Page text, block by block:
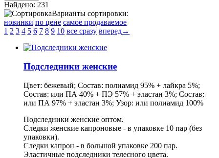
Найдено: 231
Варианты сортировки:
новинки по цене самое продаваемое
1 2 3 4 5 6 7 8 9 10 все сразу вперед→
Подследники женские
Цвет: бежевый; Состав: полиамид 95% + лайкра 5%;
Состав: или ПА 40% + ПЭ 57% + эластан 3%; Состав:
или ПА 97% + эластан 3%; Узор: или полиамид 100%
Подследники женские оптом.
Следки женские капроновые - в упаковке 10 пар (без
упаковки).
Следки капрон - в большой упаковке 200 пар.
Эластичные подследники телесного цвета.